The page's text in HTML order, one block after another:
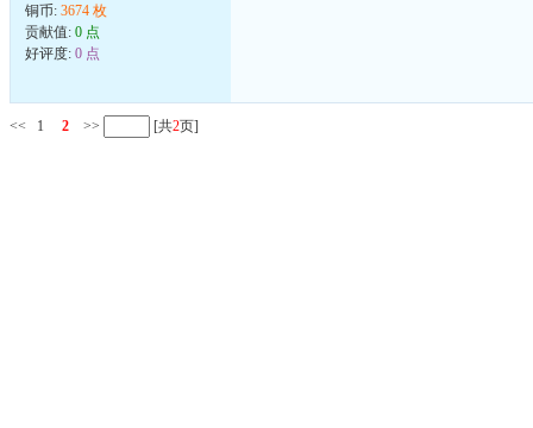
铜币: 3674 枚
贡献值: 0 点
好评度: 0 点
<< 1 2 >> [共2页]